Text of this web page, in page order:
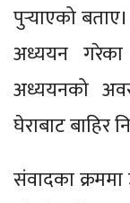
पुर्‍याएको
अध्ययन
अध्ययनको
घेराबाट बाहिर
संवादका क्रममा